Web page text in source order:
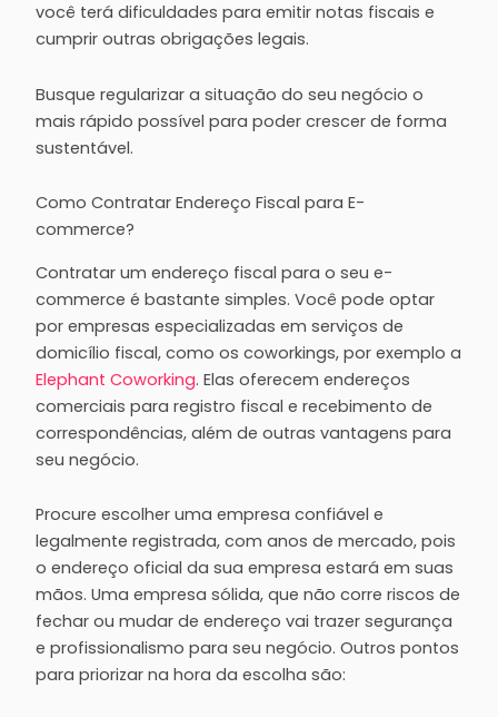
você terá dificuldades para emitir notas fiscais e
cumprir outras obrigações legais.
Busque regularizar a situação do seu negócio o
mais rápido possível para poder crescer de forma
sustentável.
Como Contratar Endereço Fiscal para E-
commerce?
Contratar um endereço fiscal para o seu e-
commerce é bastante simples. Você pode optar
por empresas especializadas em serviços de
domicílio fiscal, como os coworkings, por exemplo a
Elephant Coworking. Elas oferecem endereços
comerciais para registro fiscal e recebimento de
correspondências, além de outras vantagens para
seu negócio.
Procure escolher uma empresa confiável e
legalmente registrada, com anos de mercado, pois
o endereço oficial da sua empresa estará em suas
mãos. Uma empresa sólida, que não corre riscos de
fechar ou mudar de endereço vai trazer segurança
e profissionalismo para seu negócio. Outros pontos
para priorizar na hora da escolha são: